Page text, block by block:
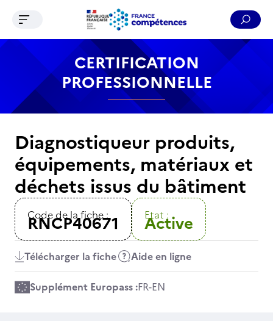
Contenu Recherche Menu Pied de page
Ouvrir le menu de navigation
CERTIFICATION
PROFESSIONNELLE
Diagnostiqueur produits,
équipements, matériaux et
déchets issus du bâtiment
Code de la fiche :
RNCP40671 Etat :
Active
Télécharger la fiche Aide en ligne
Supplément Europass :FR-EN